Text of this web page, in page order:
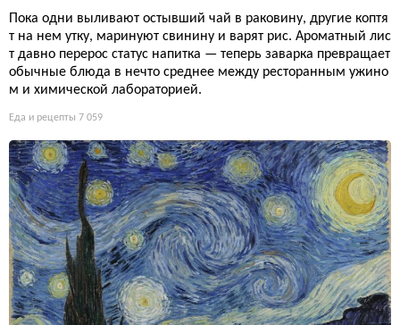
Пока одни выливают остывший чай в раковину, другие коптя
т на нем утку, маринуют свинину и варят рис. Ароматный лис
т давно перерос статус напитка — теперь заварка превращает
обычные блюда в нечто среднее между ресторанным ужино
м и химической лабораторией.
Еда и рецепты 7 059